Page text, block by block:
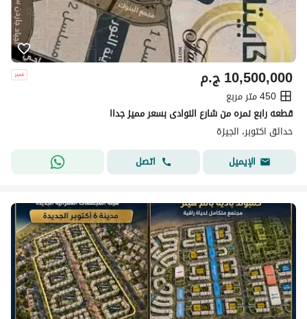
ج.م10,500,000
450 متر مربع
قطعه رابع نمره من شارع النوادى بسعر مميز جداا
حدائق اكتوبر، الجيزة
الإيميل
اتصل